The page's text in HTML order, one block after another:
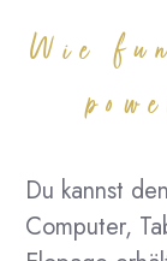
Wie
Du kannst
Computer,